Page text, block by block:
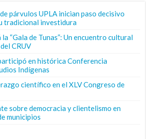
párvulos UPLA inician paso decisivo
tradicional investidura
“Gala de Tunas”: Un encuentro cultural
CRUV
en histórica Conferencia
Indígenas
científico en el XLV Congreso de
sobre democracia y clientelismo en
municipios